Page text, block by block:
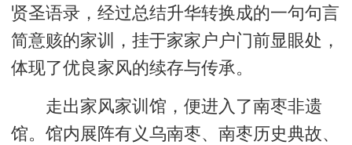
贤圣语录，经过总结升华转换成的一句句言
简意赅的家训，挂于家家户户门前显眼处，
体现了优良家风的续存与传承。
走出家风家训馆，便进入了南枣非遗
馆。馆内展阵有义乌南枣、南枣历史典故、